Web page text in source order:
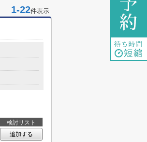
1-22件表示
検討リスト
追加する